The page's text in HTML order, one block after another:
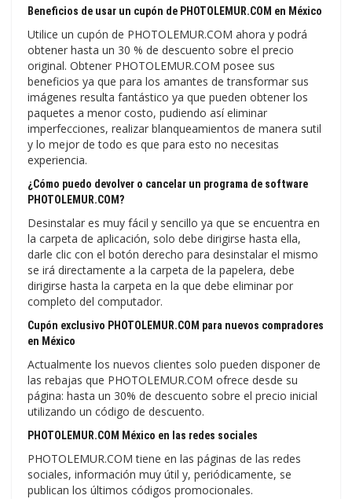
Beneficios de usar un cupón de PHOTOLEMUR.COM en México
Utilice un cupón de PHOTOLEMUR.COM ahora y podrá
obtener hasta un 30 % de descuento sobre el precio
original. Obtener PHOTOLEMUR.COM posee sus
beneficios ya que para los amantes de transformar sus
imágenes resulta fantástico ya que pueden obtener los
paquetes a menor costo, pudiendo así eliminar
imperfecciones, realizar blanqueamientos de manera sutil
y lo mejor de todo es que para esto no necesitas
experiencia.
¿Cómo puedo devolver o cancelar un programa de software
PHOTOLEMUR.COM?
Desinstalar es muy fácil y sencillo ya que se encuentra en
la carpeta de aplicación, solo debe dirigirse hasta ella,
darle clic con el botón derecho para desinstalar el mismo
se irá directamente a la carpeta de la papelera, debe
dirigirse hasta la carpeta en la que debe eliminar por
completo del computador.
Cupón exclusivo PHOTOLEMUR.COM para nuevos compradores
en México
Actualmente los nuevos clientes solo pueden disponer de
las rebajas que PHOTOLEMUR.COM ofrece desde su
página: hasta un 30% de descuento sobre el precio inicial
utilizando un código de descuento.
PHOTOLEMUR.COM México en las redes sociales
PHOTOLEMUR.COM tiene en las páginas de las redes
sociales, información muy útil y, periódicamente, se
publican los últimos códigos promocionales.